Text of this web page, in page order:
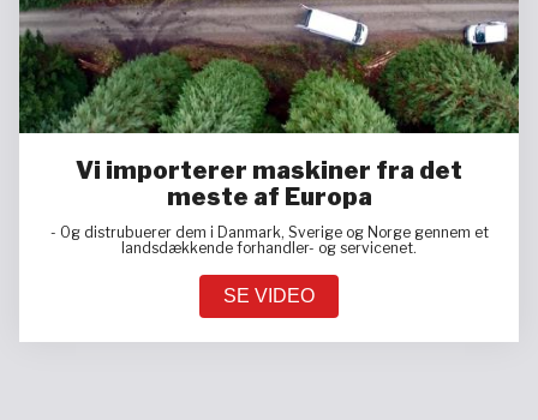
Vi importerer maskiner fra det
meste af Europa
- Og distrubuerer dem i Danmark, Sverige og Norge gennem et
landsdækkende forhandler- og servicenet.
SE VIDEO